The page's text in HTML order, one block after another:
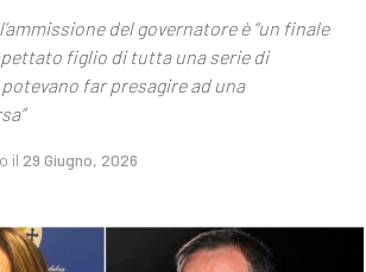
del governatore è “un finale
figlio di tutta una serie di
far presagire ad una
il 29 Giugno, 2026